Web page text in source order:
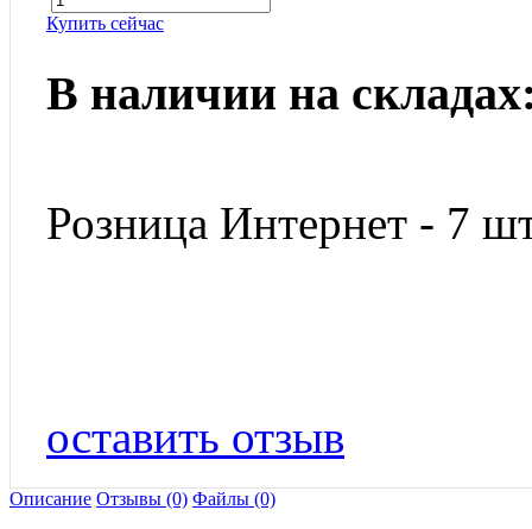
Купить сейчас
В наличии на
Розница Интернет - 7
оставить отзыв
Описание Отзывы (0) Файлы (0)